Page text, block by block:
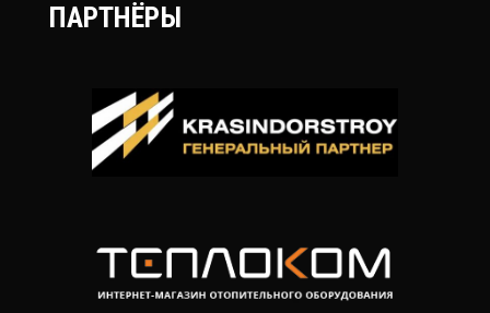
ПАРТНЁРЫ